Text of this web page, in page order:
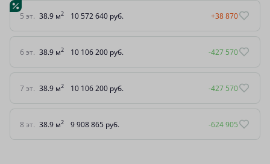
5 эт. 38.9 м2 10 572 640 руб. +38 870
6 эт. 38.9 м2 10 106 200 руб. -427 570
7 эт. 38.9 м2 10 106 200 руб. -427 570
8 эт. 38.9 м2 9 908 865 руб. -624 905